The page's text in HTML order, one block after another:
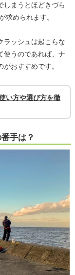
しまうとほどきづら
求められます。
ラッシュは起こらな
使うのであれば、ナ
おすすめです。
い方や選び方を徹
手は？